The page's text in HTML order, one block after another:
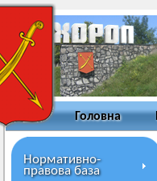
Головна
Нормативно-
правова база